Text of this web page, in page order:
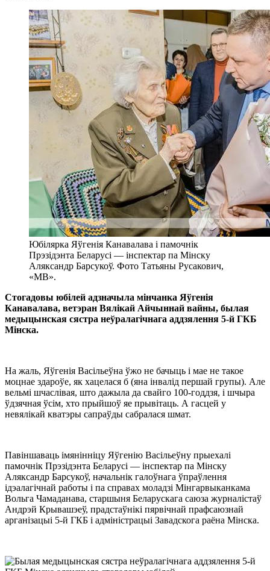
Юбілярка Яўгенія Канавалава і памочнік
Прэзідэнта Беларусі — інспектар па Мінску
Аляксандр Барсукоў. Фото Татьяны Русакович,
«МВ».
Стогадовы юбілей адзначыла мінчанка Яўгенія
Канавалава, ветэран Вялікай Айчыннай вайны, былая
медыцынская сястра неўралагічнага аддзялення 5-й ГКБ
Мінска.
На жаль, Яўгенія Васільеўна ўжо не бачыць і мае не такое
моцнае здароўе, як хацелася б (яна інвалід першай групы). Але
вельмі шчаслівая, што дажыла да свайго 100-годдзя, і шчыра
ўдзячная ўсім, хто прыйшоў яе прывітаць. А гасцей у
невялікай кватэры сапраўды сабралася шмат.
Павіншаваць імянінніцу Яўгенію Васільеўну прыехалі
памочнік Прэзідэнта Беларусі — інспектар па Мінску
Аляксандр Барсукоў, начальнік галоўнага ўпраўлення
ідэалагічнай работы і па справах моладзі Мінгарвыканкама
Вольга Чамаданава, старшыня Беларускага саюза журналістаў
Андрэй Крывашэеў, прадстаўнікі пярвічнай прафсаюзнай
арганізацыі 5-й ГКБ і адміністрацыі Завадскога раёна Мінска.